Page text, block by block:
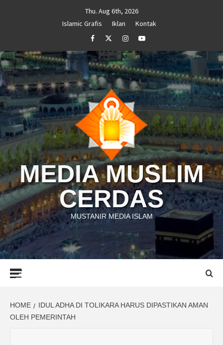
Thu. Aug 6th, 2026
Islamic Grafis
Iklan
Kontak
FacebookTwitterInstagramYoutube
MEDIA MUSLIM
CERDAS
MUSTANIR MEDIA ISLAM
HOME
IDUL ADHA DI TOLIKARA HARUS DIPASTIKAN AMAN
OLEH PEMERINTAH